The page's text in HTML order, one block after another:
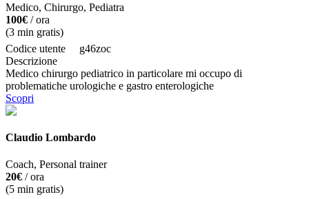
Medico, Chirurgo, Pediatra
100€ / ora
(3 min gratis)
Codice utente
g46zoc
Descrizione
Medico chirurgo pediatrico in particolare mi occupo di
problematiche urologiche e gastro enterologiche
Scopri
Claudio Lombardo
Coach, Personal trainer
20€ / ora
(5 min gratis)